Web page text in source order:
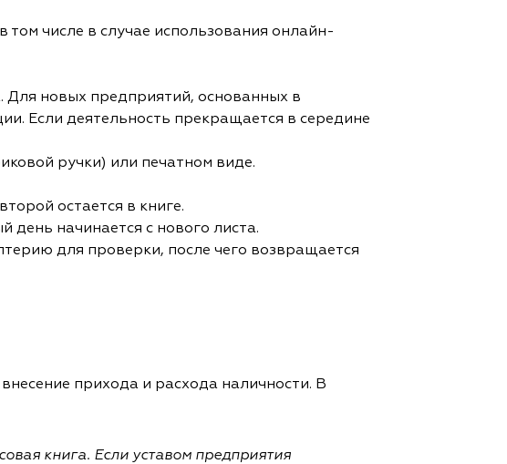
числе в случае использования онлайн-
Для новых предприятий, основанных в
Если деятельность прекращается в середине
ручки) или печатном виде.
остается в книге.
начинается с нового листа.
для проверки, после чего возвращается
прихода и расхода наличности. В
книга. Если уставом предприятия